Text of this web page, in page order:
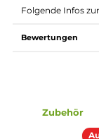
Bei
Flasche